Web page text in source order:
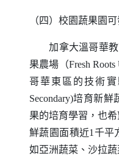
（四）校園蔬果園
加拿大溫哥華
果農場（Fresh Roots
哥華東區的技術實
Secondary)培育新鮮
果的培育學習，也
鮮蔬園面積近1 千平
如亞洲蔬菜、沙拉